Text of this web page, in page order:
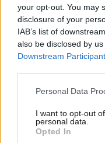
your opt-out. You may
disclosure of your
IAB’s list of
also be disclosed by
Downstream
Please note that this
not limited to your visit
grant or deny consent
use your data for
Personal Data
I want to opt-out
personal data.
Opted In
Ρέθυμνο: Ο